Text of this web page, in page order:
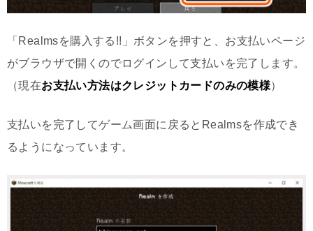
「Realmsを購入する!!」ボタンを押すと、お支払いページ
がブラウザで開くのでログインして支払いを完了します。
（現在お支払い方法はクレジットカードのみの模様）
支払いを完了してゲーム画面に戻るとRealmsを作成でき
るようになっています。